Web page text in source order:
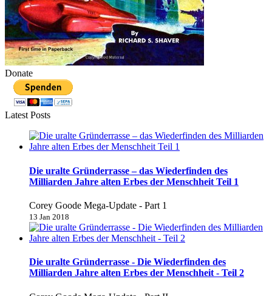
Donate
Latest Posts
Die uralte Gründerrasse – das Wiederfinden des
Milliarden Jahre alten Erbes der Menschheit Teil 1
Corey Goode Mega-Update - Part 1
13 Jan 2018
Die uralte Gründerrasse - Die Wiederfinden des
Milliarden Jahre alten Erbes der Menschheit - Teil 2